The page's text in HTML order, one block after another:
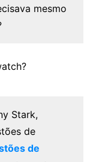
mesmo
Stark,
de
de